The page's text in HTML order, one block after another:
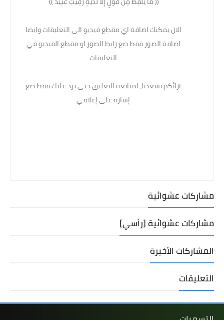
الان يمكنك اضافة اي مقطع فيديو الى التعليقات وايضا
اضافة الصور فقط ضع رابط الصور او مقطع الفيديو في
التعليقات
آرائكم تسعدنا، لمتابعة التعليق حتى نرد عليك فقط ضع
إشارة على إعلامي
مشاركات عشوائية
مشاركات عشوائية [رأسي]
المشاركات الأخيرة
التعليقات